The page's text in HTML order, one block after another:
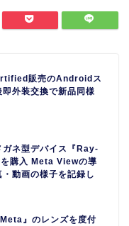
販売のAndroidス
即外装交換で新品同様
ガネ型デバイス『Ray-
購入 Meta Viewの導
・動画の様子を記録し
』のレンズを度付